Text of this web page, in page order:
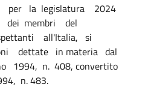
la legislatura 2024
dei membri del
all'Italia, si
dettate in materia dal
1994, n. 408, convertito
n. 483.